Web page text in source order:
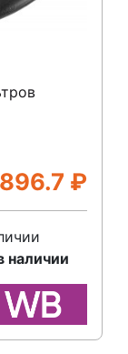
896.7 ₽
наличии